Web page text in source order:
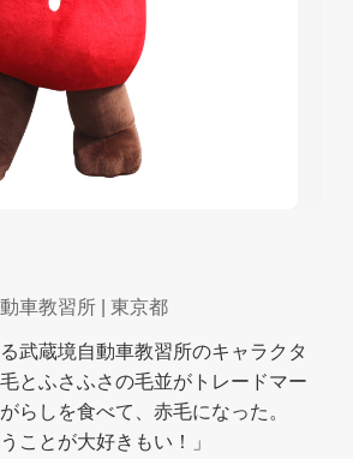
車教習所 | 東京都
武蔵境自動車教習所のキャラクタ
とふさふさの毛並がトレードマー
らしを食べて、赤毛になった。
ことが大好きもい！」